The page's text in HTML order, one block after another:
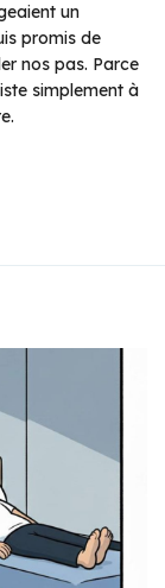
un
promis de
nos pas. Parce
simplement à